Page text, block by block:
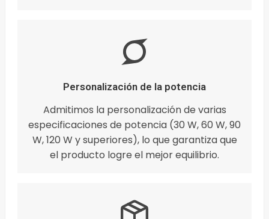
Personalización de la potencia
Admitimos la personalización de varias
especificaciones de potencia (30 W, 60 W, 90
W, 120 W y superiores), lo que garantiza que
el producto logre el mejor equilibrio.